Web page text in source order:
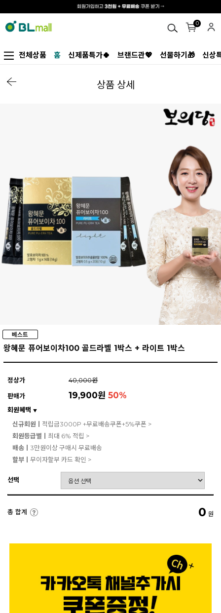
0
전체상품 홈 신제품특가🍀 브랜드관💖 선물하기🎁 신상
상품 상세
왕혜문 퓨어보이차100 골드라벨 1박스 + 라이트 1박스
정상가
40,000원
판매가
19,900원50%
회원혜택 ▼
신규회원ㅣ 적립금3000P +무료배송쿠폰+5%쿠폰 >
회원등급별ㅣ 최대 6% 적립 >
배송ㅣ 3만원이상 구매시 무료배송
할부ㅣ 무이자할부 카드 확인 >
선택
총 합계 0 원